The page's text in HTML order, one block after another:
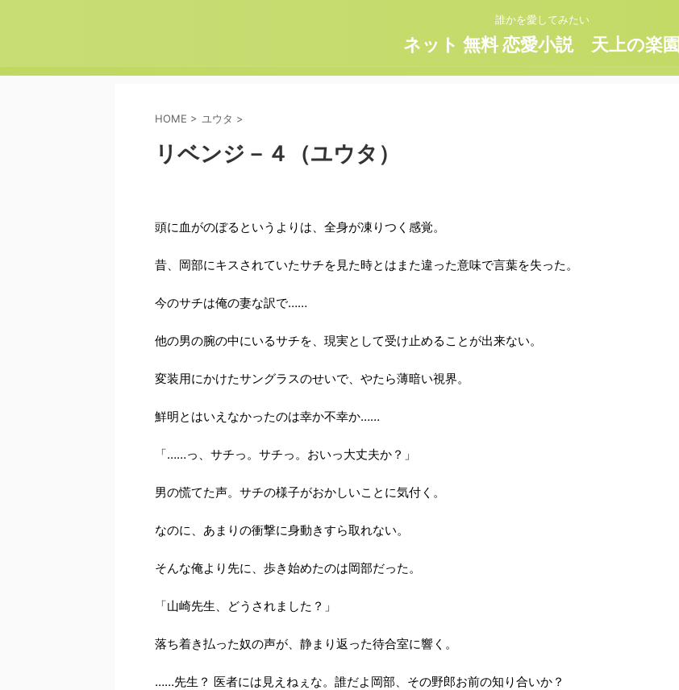
誰かを愛してみたい
ネット 無料 恋愛小説 天上の楽園
HOME > ユウタ >
リベンジ－４（ユウタ）
頭に血がのぼるというよりは、全身が凍りつく感覚。
昔、岡部にキスされていたサチを見た時とはまた違った意味で言葉を失った。
今のサチは俺の妻な訳で……
他の男の腕の中にいるサチを、現実として受け止めることが出来ない。
変装用にかけたサングラスのせいで、やたら薄暗い視界。
鮮明とはいえなかったのは幸か不幸か……
「……っ、サチっ。サチっ。おいっ大丈夫か？」
男の慌てた声。サチの様子がおかしいことに気付く。
なのに、あまりの衝撃に身動きすら取れない。
そんな俺より先に、歩き始めたのは岡部だった。
「山崎先生、どうされました？」
落ち着き払った奴の声が、静まり返った待合室に響く。
……先生？ 医者には見えねぇな。誰だよ岡部、その野郎お前の知り合いか？